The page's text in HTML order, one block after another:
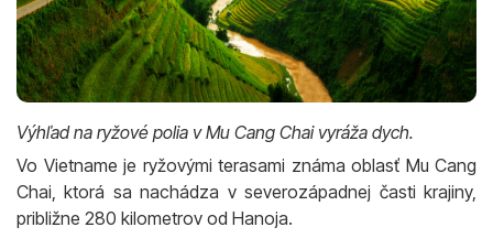
Výhľad na ryžové polia v Mu Cang Chai vyráža dych.
Vo Vietname je ryžovými terasami známa oblasť Mu Cang
Chai, ktorá sa nachádza v severozápadnej časti krajiny,
približne 280 kilometrov od Hanoja.